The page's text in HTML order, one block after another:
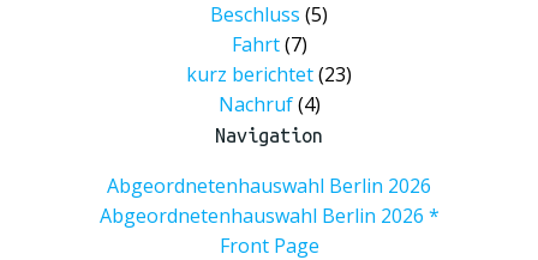
Beschluss (5)
Fahrt(7)
kurz berichtet(23)
Nachruf(4)
Navigation
Abgeordnetenhauswahl Berlin 2026
Abgeordnetenhauswahl Berlin 2026 *
Front Page